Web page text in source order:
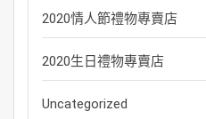
2020情人節禮物專賣店
2020生日禮物專賣店
Uncategorized